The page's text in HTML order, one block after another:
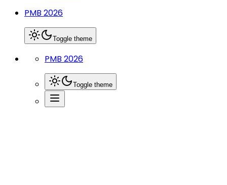
PMB 2026
Toggle theme
PMB 2026
Toggle theme